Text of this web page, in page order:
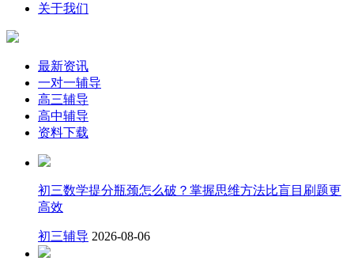
关于我们
最新资讯
一对一辅导
高三辅导
高中辅导
资料下载
​初三数学提分瓶颈怎么破？掌握思维方法比盲目刷题更
高效
初三辅导 2026-08-06